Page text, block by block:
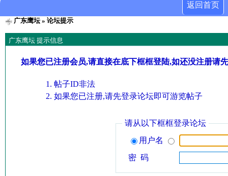
返回首页
广东鹰坛» 论坛提示
广东鹰坛 提示信息
如果您已注册会员,请直接在底下框框登陆,如还没注册请
帖子ID非法
如果您已注册,请先登录论坛即可游览帖子
请从以下框框登录论坛
用户名
密 码